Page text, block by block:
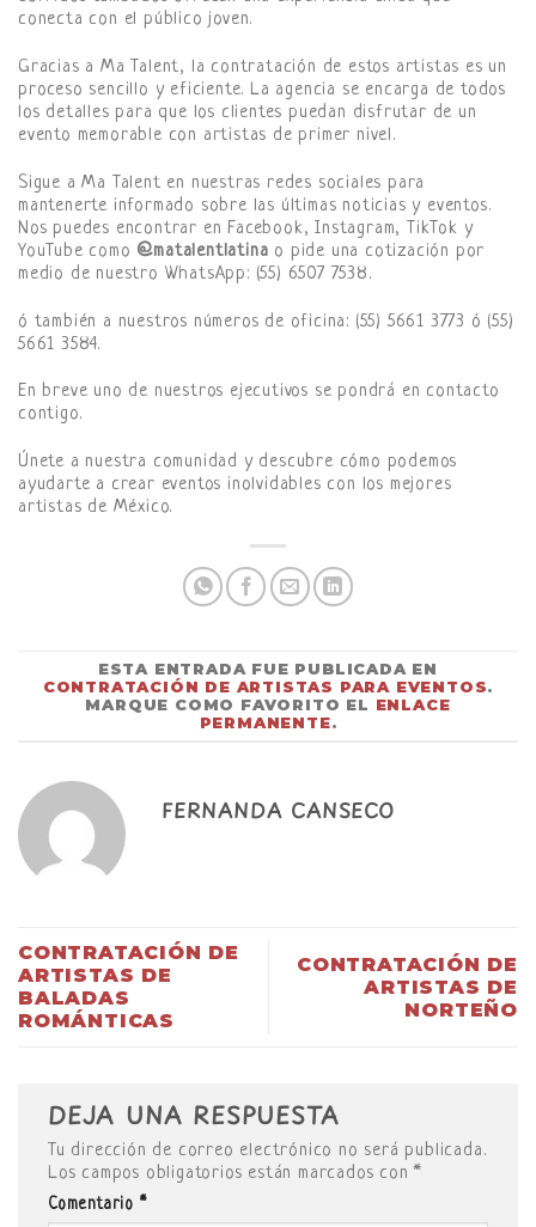
conecta con el público joven.
Gracias a Ma Talent, la contratación de estos artistas es un
proceso sencillo y eficiente. La agencia se encarga de todos
los detalles para que los clientes puedan disfrutar de un
evento memorable con artistas de primer nivel.
Sigue a Ma Talent en nuestras redes sociales para
mantenerte informado sobre las últimas noticias y eventos.
Nos puedes encontrar en Facebook, Instagram, TikTok y
YouTube como @matalentlatina o pide una cotización por
medio de nuestro WhatsApp: (55) 6507 7538.
ó también a nuestros números de oficina: (55) 5661 3773 ó (55)
5661 3584.
En breve uno de nuestros ejecutivos se pondrá en contacto
contigo.
Únete a nuestra comunidad y descubre cómo podemos
ayudarte a crear eventos inolvidables con los mejores
artistas de México.
ESTA ENTRADA FUE PUBLICADA EN
CONTRATACIÓN DE ARTISTAS PARA EVENTOS.
MARQUE COMO FAVORITO EL ENLACE
PERMANENTE.
FERNANDA CANSECO
CONTRATACIÓN DE
ARTISTAS DE
BALADAS
ROMÁNTICAS
CONTRATACIÓN DE
ARTISTAS DE
NORTEÑO
DEJA UNA RESPUESTA
Tu dirección de correo electrónico no será publicada.
Los campos obligatorios están marcados con*
Comentario *